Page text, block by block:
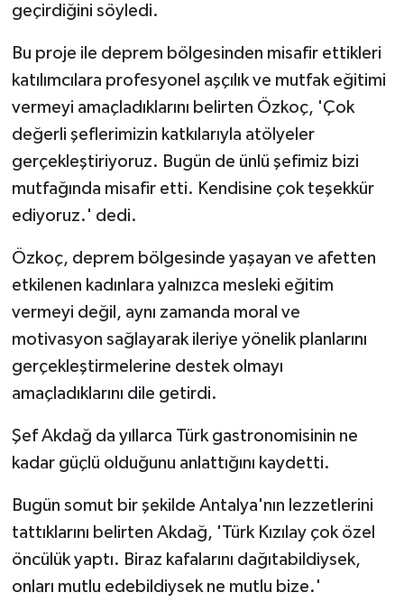
geçirdiğini söyledi.
Bu proje ile deprem bölgesinden misafir ettikleri
katılımcılara profesyonel aşçılık ve mutfak eğitimi
vermeyi amaçladıklarını belirten Özkoç, 'Çok
değerli şeflerimizin katkılarıyla atölyeler
gerçekleştiriyoruz. Bugün de ünlü şefimiz bizi
mutfağında misafir etti. Kendisine çok teşekkür
ediyoruz.' dedi.
Özkoç, deprem bölgesinde yaşayan ve afetten
etkilenen kadınlara yalnızca mesleki eğitim
vermeyi değil, aynı zamanda moral ve
motivasyon sağlayarak ileriye yönelik planlarını
gerçekleştirmelerine destek olmayı
amaçladıklarını dile getirdi.
Şef Akdağ da yıllarca Türk gastronomisinin ne
kadar güçlü olduğunu anlattığını kaydetti.
Bugün somut bir şekilde Antalya'nın lezzetlerini
tattıklarını belirten Akdağ, 'Türk Kızılay çok özel
öncülük yaptı. Biraz kafalarını dağıtabildiysek,
onları mutlu edebildiysek ne mutlu bize.'